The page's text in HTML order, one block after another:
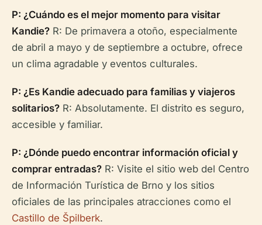
P: ¿Cuándo es el mejor momento para visitar
Kandie? R: De primavera a otoño, especialmente
de abril a mayo y de septiembre a octubre, ofrece
un clima agradable y eventos culturales.
P: ¿Es Kandie adecuado para familias y viajeros
solitarios? R: Absolutamente. El distrito es seguro,
accesible y familiar.
P: ¿Dónde puedo encontrar información oficial y
comprar entradas? R: Visite el sitio web del Centro
de Información Turística de Brno y los sitios
oficiales de las principales atracciones como el
Castillo de Špilberk.